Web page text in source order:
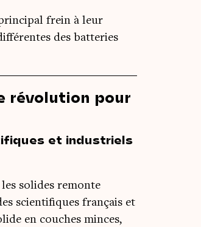
frein à leur
des batteries
révolution pour
et industriels
solides remonte
scien­ti­fiques fran­çais et
en couches minces,